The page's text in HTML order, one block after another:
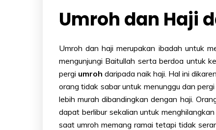
Umroh dan Haji
Umroh dan haji merupakan ibadah untuk
mengunjungi Baitullah serta berdoa untuk
pergi umroh daripada naik haji. Hal ini
orang tidak sabar untuk menunggu dan
lebih murah dibandingkan dengan haji.
dapat berlibur sekalian untuk
saat umroh memang ramai tetapi tidak